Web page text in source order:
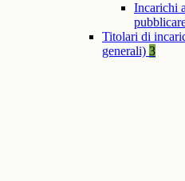
Incarichi
Titolari di
generali) 3